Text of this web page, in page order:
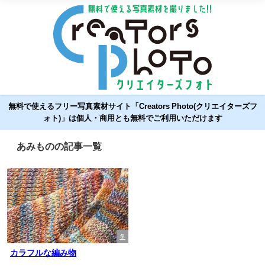
無料で使えるフリー写真素材サイト「Creators Photo(クリエイターズフ
ォト)」は個人・商用とも無料でご利用いただけます
あみものの記事一覧
冬
カラフルな編み物